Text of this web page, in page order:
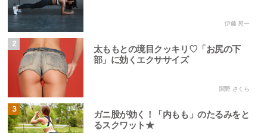
伊藤 晃一
2
太ももとの境目クッキリ♡「お尻の下
部」に効くエクササイズ
関野 さくら
3
ガニ股が効く！「内もも」のたるみをと
るスクワット★